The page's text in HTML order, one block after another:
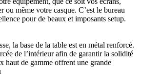
ou même votre casque. C’est le bureau
pour de beaux et imposants setup.
la base de la table est en métal renforcé.
de l’intérieur afin de garantir la solidité
haut de gamme offrent une grande